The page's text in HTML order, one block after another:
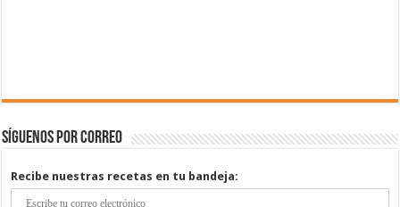
Síguenos por correo
Recibe nuestras recetas en tu bandeja: